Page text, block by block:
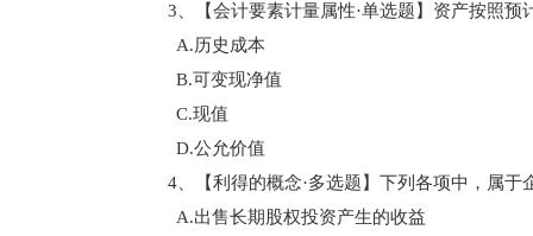
3、【会计要素计量属性·单选题】资产按照
A.历史成本
B.可变现净值
C.现值
D.公允价值
4、【利得的概念·多选题】下列各项中，
A.出售长期股权投资产生的收益